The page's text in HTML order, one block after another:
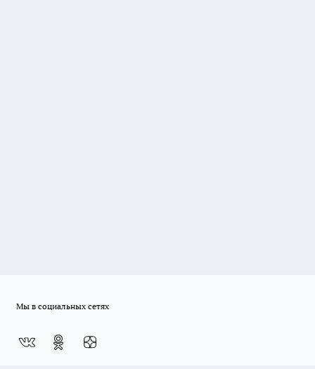
Мы в социальных сетях